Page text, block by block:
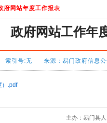
府网站年度工作报表
政府网站工作年
索引号:无 来源：易门政府信
）.pdf
主办：易门县